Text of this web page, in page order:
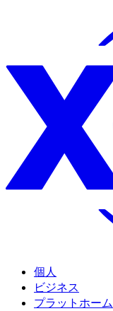
個人
ビジネス
プラットホーム